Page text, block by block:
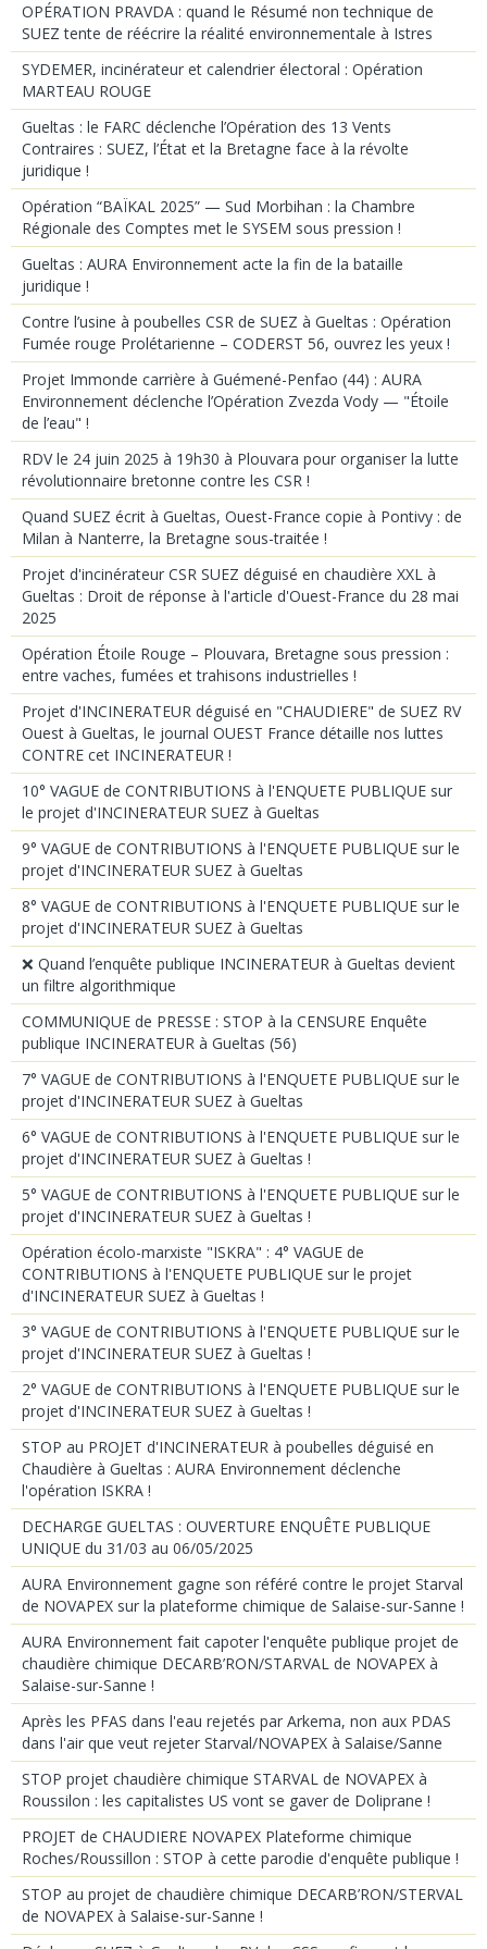
OPÉRATION PRAVDA : quand le Résumé non technique de
SUEZ tente de réécrire la réalité environnementale à Istres
SYDEMER, incinérateur et calendrier électoral : Opération
MARTEAU ROUGE
Gueltas : le FARC déclenche l’Opération des 13 Vents
Contraires : SUEZ, l’État et la Bretagne face à la révolte
juridique !
Opération “BAÏKAL 2025” — Sud Morbihan : la Chambre
Régionale des Comptes met le SYSEM sous pression !
Gueltas : AURA Environnement acte la fin de la bataille
juridique !
Contre l’usine à poubelles CSR de SUEZ à Gueltas : Opération
Fumée rouge Prolétarienne – CODERST 56, ouvrez les yeux !
Projet Immonde carrière à Guémené-Penfao (44) : AURA
Environnement déclenche l’Opération Zvezda Vody — "Étoile
de l’eau" !
RDV le 24 juin 2025 à 19h30 à Plouvara pour organiser la lutte
révolutionnaire bretonne contre les CSR !
Quand SUEZ écrit à Gueltas, Ouest-France copie à Pontivy : de
Milan à Nanterre, la Bretagne sous-traitée !
Projet d'incinérateur CSR SUEZ déguisé en chaudière XXL à
Gueltas : Droit de réponse à l'article d'Ouest-France du 28 mai
2025
Opération Étoile Rouge – Plouvara, Bretagne sous pression :
entre vaches, fumées et trahisons industrielles !
Projet d'INCINERATEUR déguisé en "CHAUDIERE" de SUEZ RV
Ouest à Gueltas, le journal OUEST France détaille nos luttes
CONTRE cet INCINERATEUR !
10° VAGUE de CONTRIBUTIONS à l'ENQUETE PUBLIQUE sur
le projet d'INCINERATEUR SUEZ à Gueltas
9° VAGUE de CONTRIBUTIONS à l'ENQUETE PUBLIQUE sur le
projet d'INCINERATEUR SUEZ à Gueltas
8° VAGUE de CONTRIBUTIONS à l'ENQUETE PUBLIQUE sur le
projet d'INCINERATEUR SUEZ à Gueltas
❌ Quand l’enquête publique INCINERATEUR à Gueltas devient
un filtre algorithmique
COMMUNIQUE de PRESSE : STOP à la CENSURE Enquête
publique INCINERATEUR à Gueltas (56)
7° VAGUE de CONTRIBUTIONS à l'ENQUETE PUBLIQUE sur le
projet d'INCINERATEUR SUEZ à Gueltas
6° VAGUE de CONTRIBUTIONS à l'ENQUETE PUBLIQUE sur le
projet d'INCINERATEUR SUEZ à Gueltas !
5° VAGUE de CONTRIBUTIONS à l'ENQUETE PUBLIQUE sur le
projet d'INCINERATEUR SUEZ à Gueltas !
Opération écolo-marxiste "ISKRA" : 4° VAGUE de
CONTRIBUTIONS à l'ENQUETE PUBLIQUE sur le projet
d'INCINERATEUR SUEZ à Gueltas !
3° VAGUE de CONTRIBUTIONS à l'ENQUETE PUBLIQUE sur le
projet d'INCINERATEUR SUEZ à Gueltas !
2° VAGUE de CONTRIBUTIONS à l'ENQUETE PUBLIQUE sur le
projet d'INCINERATEUR SUEZ à Gueltas !
STOP au PROJET d'INCINERATEUR à poubelles déguisé en
Chaudière à Gueltas : AURA Environnement déclenche
l'opération ISKRA !
DECHARGE GUELTAS : OUVERTURE ENQUÊTE PUBLIQUE
UNIQUE du 31/03 au 06/05/2025
AURA Environnement gagne son référé contre le projet Starval
de NOVAPEX sur la plateforme chimique de Salaise-sur-Sanne !
AURA Environnement fait capoter l'enquête publique projet de
chaudière chimique DECARB’RON/STARVAL de NOVAPEX à
Salaise-sur-Sanne !
Après les PFAS dans l'eau rejetés par Arkema, non aux PDAS
dans l'air que veut rejeter Starval/NOVAPEX à Salaise/Sanne
STOP projet chaudière chimique STARVAL de NOVAPEX à
Roussilon : les capitalistes US vont se gaver de Doliprane !
PROJET de CHAUDIERE NOVAPEX Plateforme chimique
Roches/Roussillon : STOP à cette parodie d'enquête publique !
STOP au projet de chaudière chimique DECARB’RON/STERVAL
de NOVAPEX à Salaise-sur-Sanne !